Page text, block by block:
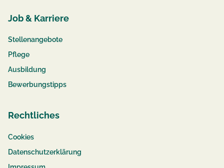
Job & Karriere
Stellenangebote
Pflege
Ausbildung
Bewerbungstipps
Rechtliches
Cookies
Datenschutzerklärung